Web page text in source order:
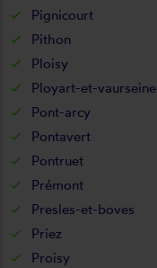
Pignicourt
Pithon
Ploisy
Ployart-et-vaurseine
Pont-arcy
Pontavert
Pontruet
Prémont
Presles-et-boves
Priez
Proisy